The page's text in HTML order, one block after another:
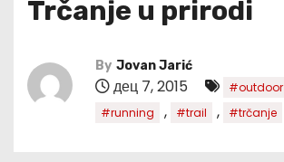
Trčanje u prirodi
By Jovan Jarić
дец 7, 2015 #outdoor
#running , #trail , #trčanje